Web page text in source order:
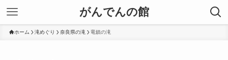
がんでんの館
ホーム 滝めぐり 奈良県の滝 竜鎮の滝